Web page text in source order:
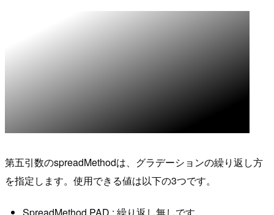
第五引数のspreadMethodは、グラデーションの繰り返し方
を指定します。使用できる値は以下の3つです。
SpreadMethod.PAD : 繰り返し無しです。